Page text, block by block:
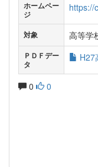
ホームペー
ジ
https://
対象 高等学
ＰＤＦデー
タ
H27
0 0